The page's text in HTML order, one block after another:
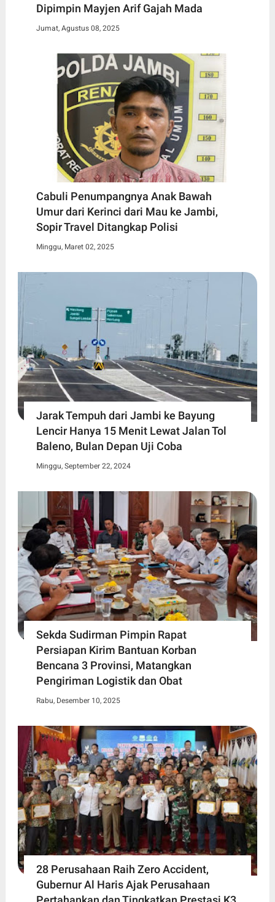
Dipimpin Mayjen Arif Gajah Mada
Jumat, Agustus 08, 2025
Cabuli Penumpangnya Anak Bawah
Umur dari Kerinci dari Mau ke Jambi,
Sopir Travel Ditangkap Polisi
Minggu, Maret 02, 2025
Jarak Tempuh dari Jambi ke Bayung
Lencir Hanya 15 Menit Lewat Jalan Tol
Baleno, Bulan Depan Uji Coba
Minggu, September 22, 2024
Sekda Sudirman Pimpin Rapat
Persiapan Kirim Bantuan Korban
Bencana 3 Provinsi, Matangkan
Pengiriman Logistik dan Obat
Rabu, Desember 10, 2025
28 Perusahaan Raih Zero Accident,
Gubernur Al Haris Ajak Perusahaan